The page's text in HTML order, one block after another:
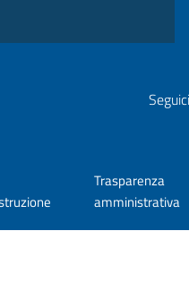
Trasparenza
amministrativa